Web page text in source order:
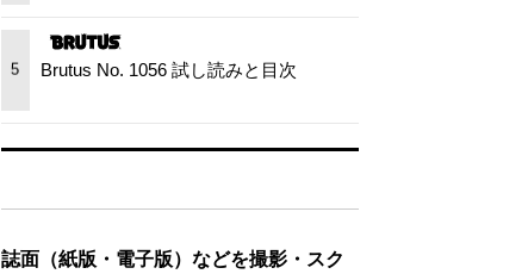
5 Brutus No. 1056 試し読みと目次
誌面（紙版・電子版）などを撮影・スク